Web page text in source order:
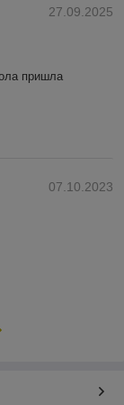
27.09.2025
пришла
07.10.2023